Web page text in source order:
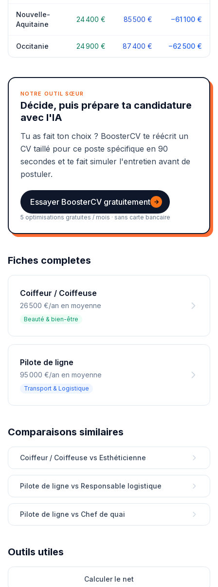
Nouvelle-
Aquitaine
24 400 € 85 500 € −61 100 €
Occitanie 24 900 € 87 400 € −62 500 €
NOTRE OUTIL SŒUR
Décide, puis prépare ta candidature
avec l'IA
Tu as fait ton choix ? BoosterCV te réécrit un
CV taillé pour ce poste spécifique en 90
secondes et te fait simuler l'entretien avant de
postuler.
Essayer BoosterCV gratuitement →
5 optimisations gratuites / mois · sans carte bancaire
Fiches completes
Coiffeur / Coiffeuse
26 500 €/an en moyenne
Beauté & bien-être
Pilote de ligne
95 000 €/an en moyenne
Transport & Logistique
Comparaisons similaires
Coiffeur / Coiffeuse vs Esthéticienne
Pilote de ligne vs Responsable logistique
Pilote de ligne vs Chef de quai
Outils utiles
Calculer le net